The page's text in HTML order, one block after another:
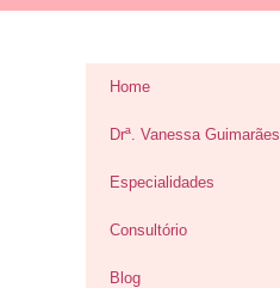
Home
Drª. Vanessa Guimarães
Especialidades
Consultório
Blog